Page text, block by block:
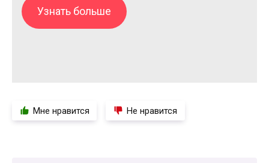
Узнать больше
Мне нравится Не нравится